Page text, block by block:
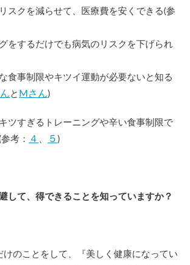
スクを減らせて、医療費を安くできる(参
をするだけでも病気のリスクを下げられ
食事制限やキツイ運動が必要ないと知る
と Mさん)
ツすぎるトレーニングや辛い食事制限で
考： ４ ５ )
して、得できることを知っていますか？
けのことをして、『美しく健康になってい